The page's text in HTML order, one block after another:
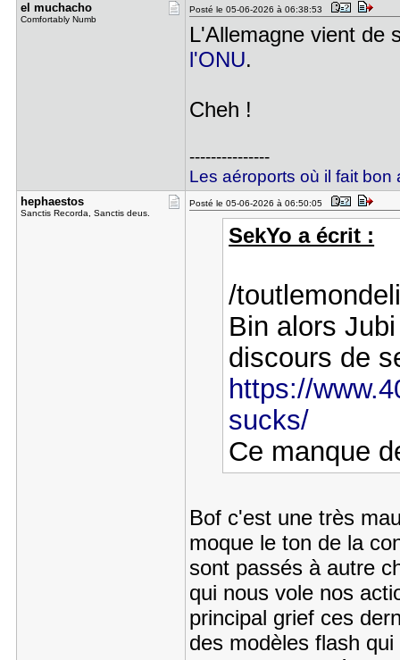
el muchach​o
Comfortably Numb
Posté le 05-06-2026 à 06:38:53
L'Allemagne vient de
l'ONU.
Cheh !
---------------
Les aéroports où il fait
hephaestos
Sanctis Recorda, Sanctis deus.
Posté le 05-06-2026 à 06:50:05
SekYo a écrit :
/
Bin alors
discours de
https://
sucks/
Ce manque
Bof c'est une très
moque le ton de la
sont passés à autre
qui nous vole nos
principal grief ces
des modèles flash